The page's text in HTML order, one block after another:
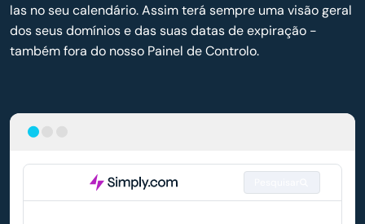
las no seu calendário. Assim terá sempre uma visão geral
dos seus domínios e das suas datas de expiração -
também fora do nosso Painel de Controlo.